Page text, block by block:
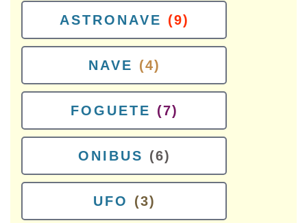
ASTRONAVE (9)
NAVE (4)
FOGUETE (7)
ONIBUS (6)
UFO (3)